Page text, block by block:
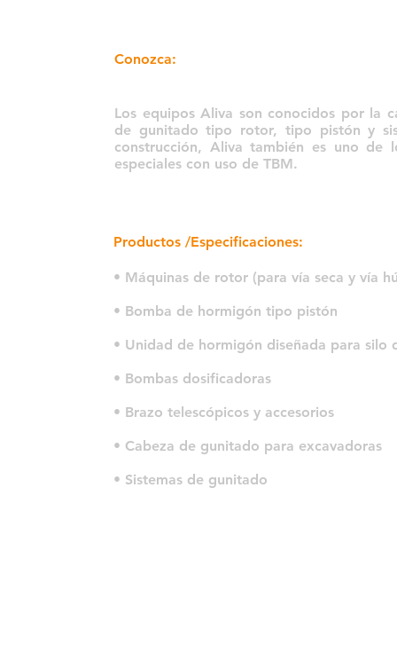
Conozca:
Los equipos Aliva son conocidos por la
de gunitado tipo rotor, tipo pistón y
construcción, Aliva también es uno de
especiales con uso de TBM.
Productos /Especificaciones:
• Máquinas de rotor (para vía seca y vía
• Bomba de hormigón tipo pistón
• Unidad de hormigón diseñada para silo
• Bombas dosificadoras
• Brazo telescópicos y accesorios
• Cabeza de gunitado para excavadoras
• Sistemas de gunitado